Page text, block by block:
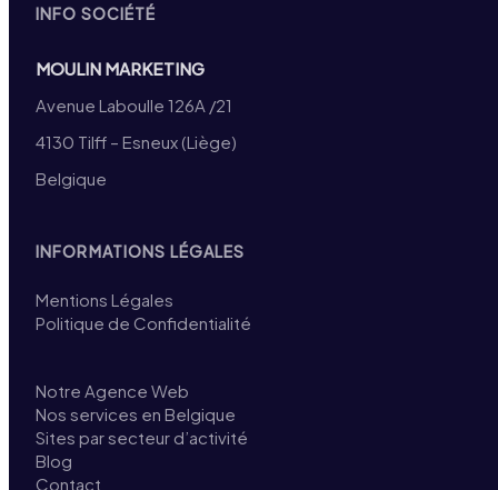
INFO SOCIÉTÉ
MOULIN MARKETING
Avenue Laboulle 126A /21
4130 Tilff – Esneux (Liège)
Belgique
INFORMATIONS LÉGALES
Mentions Légales
Politique de Confidentialité
Notre Agence Web
Nos services en Belgique
Sites par secteur d’activité
Blog
Contact